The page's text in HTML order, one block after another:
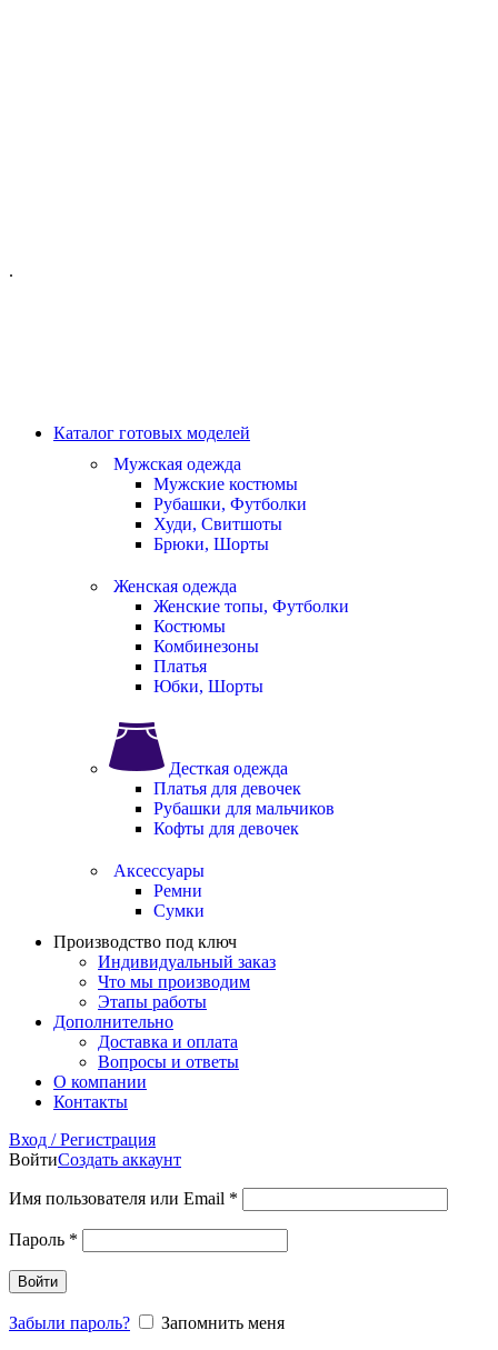
.
Каталог готовых моделей
Мужская одежда
Мужские костюмы
Рубашки, Футболки
Худи, Свитшоты
Брюки, Шорты
Женская одежда
Женские топы, Футболки
Костюмы
Комбинезоны
Платья
Юбки, Шорты
Десткая одежда
Платья для девочек
Рубашки для мальчиков
Кофты для девочек
Аксессуары
Ремни
Сумки
Производство под ключ
Индивидуальный заказ
Что мы производим
Этапы работы
Дополнительно
Доставка и оплата
Вопросы и ответы
О компании
Контакты
Вход / Регистрация
ВойтиСоздать аккаунт
Имя пользователя или Email *
Пароль *
Войти
Забыли пароль?
Запомнить меня